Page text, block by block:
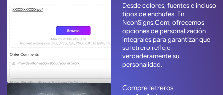
Desde colores, fuentes e incluso
tipos de enchufes. En
NeonSigns.Com, ofrecemos
opciones de personalización
integrales para garantizar que
su letrero refleje
verdaderamente su
personalidad.
Compre letreros